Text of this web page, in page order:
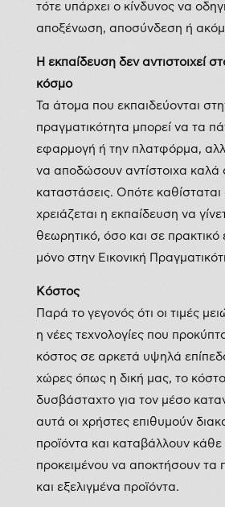
τότε υπάρχει ο κίνδυνος να
αποξένωση, αποσύνδεση ή
Η εκπαίδευση δεν αντιστοιχεί
κόσμο
Τα άτομα που εκπαιδεύονται
πραγματικότητα μπορεί να τα
εφαρμογή ή την πλατφόρμα,
να αποδώσουν αντίστοιχα καλά
καταστάσεις. Οπότε καθίσταται
χρειάζεται η εκπαίδευση να
θεωρητικό, όσο και σε πρακτικό
μόνο στην Εικονική
Κόστος
Παρά το γεγονός ότι οι τιμές
η νέες τεχνολογίες που
κόστος σε αρκετά υψηλά
χώρες όπως η δική μας, το
δυσβάσταχτο για τον μέσο
αυτά οι χρήστες επιθυμούν
προϊόντα και καταβάλλουν
προκειμένου να αποκτήσουν τα
και εξελιγμένα προϊόντα.